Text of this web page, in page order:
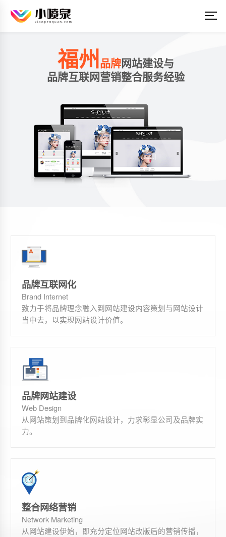
福州 品牌网站建设与
品牌互联网营销整合服务经验
品牌互联网化
Brand Internet
致力于将品牌理念融入到网站建设内容策划与网站设计
当中去，以实现网站设计价值。
品牌网站建设
Web Design
从网站策划到品牌化网站设计，力求彰显公司及品牌实
力。
整合网络营销
Network Marketing
从网站建设伊始，即充分定位网站改版后的营销传播，